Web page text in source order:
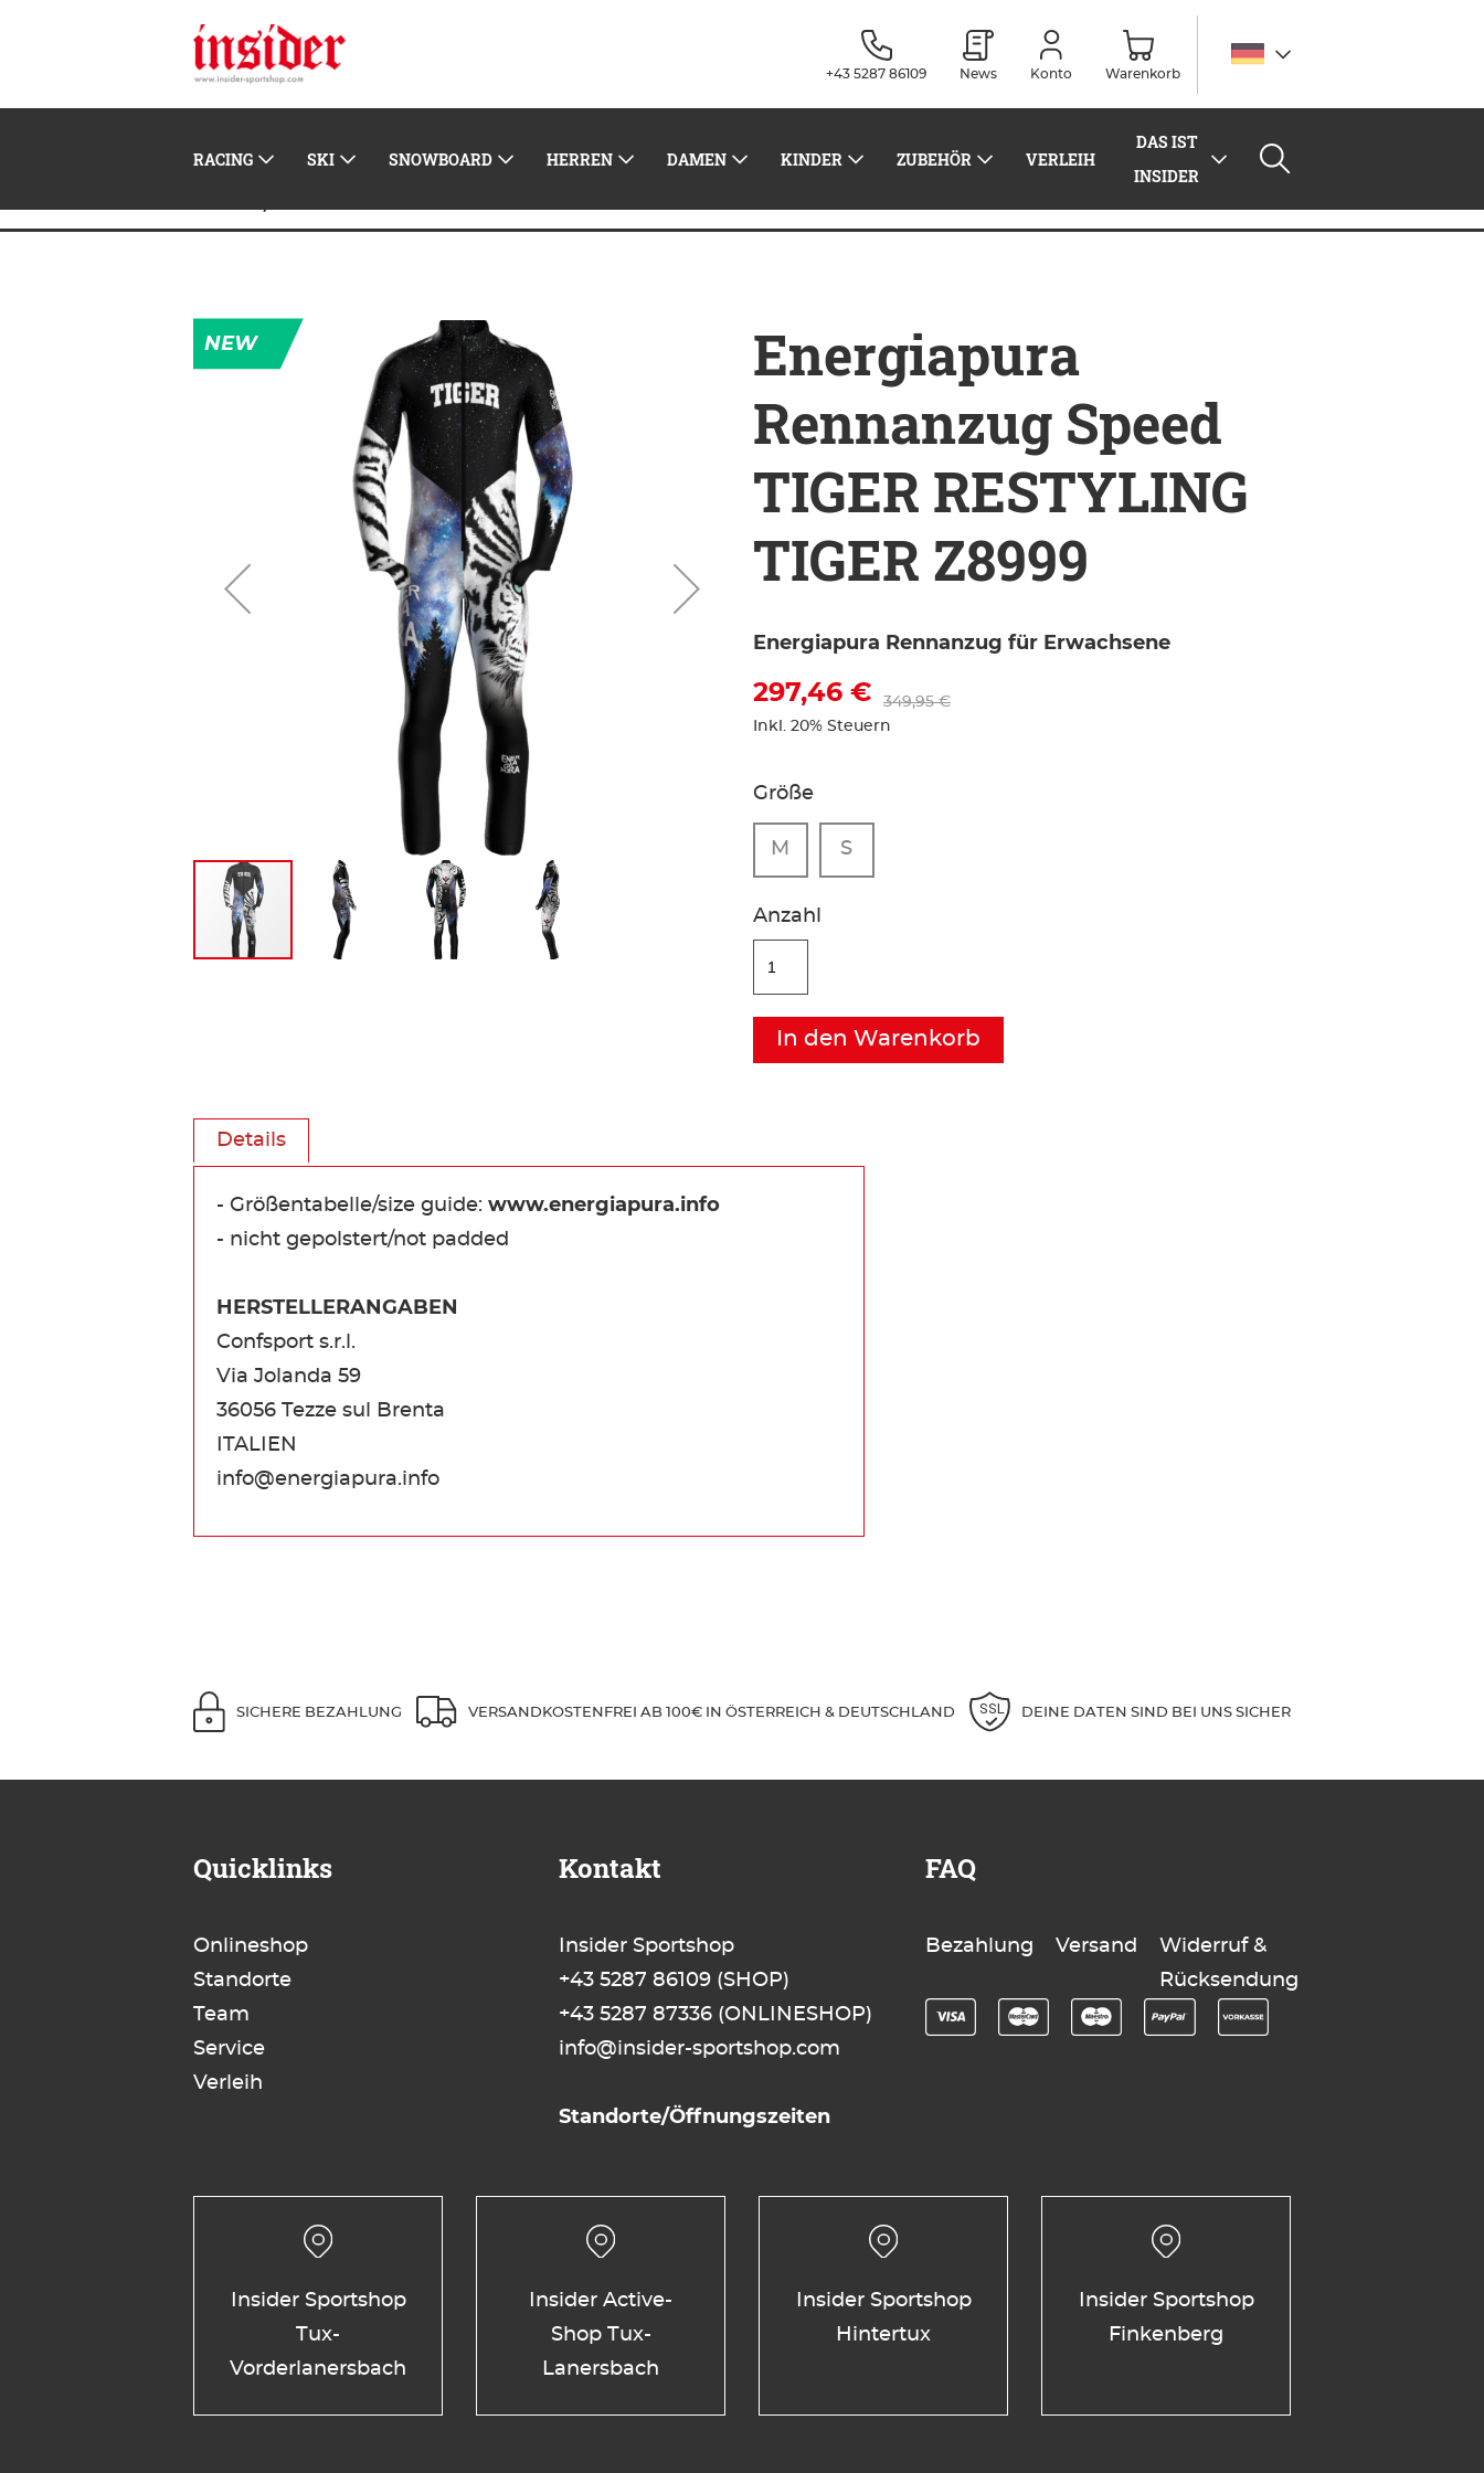
+43 5287 86109 News Konto Warenkorb
RACING SKI SNOWBOARD HERREN DAMEN KINDER ZUBEHÖR VERLEIH
DAS IST
INSIDER
NEW
Energiapura
Rennanzug Speed
TIGER RESTYLING
TIGER Z8999
Energiapura Rennanzug für Erwachsene
297,46 €
349,95 €
Inkl. 20% Steuern
Größe
M S
Anzahl
In den Warenkorb
Details
- Größentabelle/size guide: www.energiapura.info
- nicht gepolstert/not padded
HERSTELLERANGABEN
Confsport s.r.l.
Via Jolanda 59
36056 Tezze sul Brenta
ITALIEN
info@energiapura.info
SICHERE BEZAHLUNG VERSANDKOSTENFREI AB 100€ IN ÖSTERREICH & DEUTSCHLAND DEINE DATEN SIND BEI UNS SICHER
Quicklinks
Onlineshop
Standorte
Team
Service
Verleih
Kontakt
Insider Sportshop
+43 5287 86109 (SHOP)
+43 5287 87336 (ONLINESHOP)
info@insider-sportshop.com
Standorte/Öffnungszeiten
FAQ
Bezahlung Versand
Widerruf &
Rücksendung
Insider Sportshop
Tux-
Vorderlanersbach
Insider Active-
Shop Tux-
Lanersbach
Insider Sportshop
Hintertux
Insider Sportshop
Finkenberg